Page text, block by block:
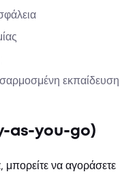
εκπαίδευση
as-you-go)
μπορείτε να αγοράσετε